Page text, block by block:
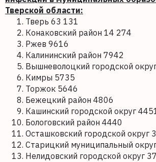
Тверской области:
Тверь 63 131
Конаковский район 14 274
Ржев 9616
Калининский район 7942
Вышневолоцкий городской
Кимры 5735
Торжок 5646
Бежецкий район 4806
Кашинский городской округ
Бологовский район 4440
Осташковский городской округ
Старицкий муниципальный
Нелидовский городской округ